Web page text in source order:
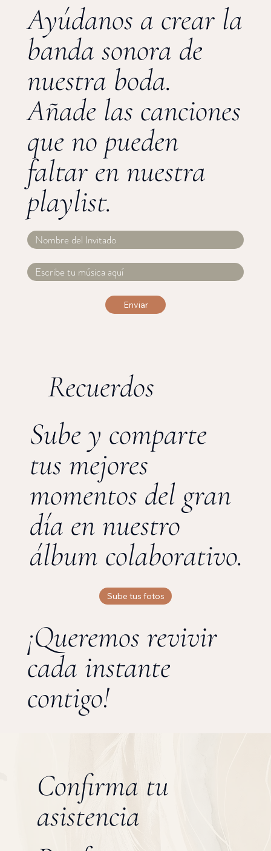
Recuerdos
Sube y comparte
tus mejores
momentos del gran
día en nuestro
álbum colaborativo.
Sube tus fotos
¡Queremos revivir
cada instante
contigo!
Ayúdanos a crear la
banda sonora de
nuestra boda.
Añade las canciones
que no pueden
faltar en nuestra
playlist.
Enviar
Confirma tu
asistencia